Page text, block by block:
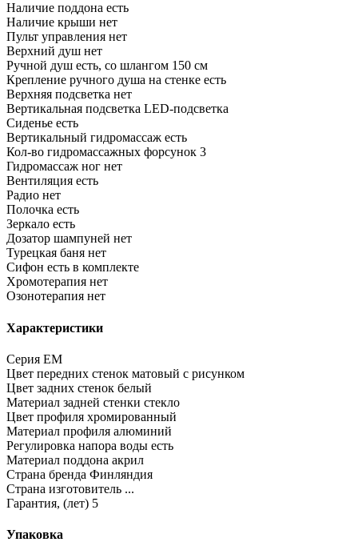
Наличие поддона есть
Наличие крыши нет
Пульт управления нет
Верхний душ нет
Ручной душ есть, со шлангом 150 см
Крепление ручного душа на стенке есть
Верхняя подсветка нет
Вертикальная подсветка LED-подсветка
Сиденье есть
Вертикальный гидромассаж есть
Кол-во гидромассажных форсунок 3
Гидромассаж ног нет
Вентиляция есть
Радио нет
Полочка есть
Зеркало есть
Дозатор шампуней нет
Турецкая баня нет
Сифон есть в комплекте
Хромотерапия нет
Озонотерапия нет
Характеристики
Серия EM
Цвет передних стенок матовый с рисунком
Цвет задних стенок белый
Материал задней стенки стекло
Цвет профиля хромированный
Материал профиля алюминий
Регулировка напора воды есть
Материал поддона акрил
Страна бренда Финляндия
Страна изготовитель ...
Гарантия, (лет) 5
Упаковка